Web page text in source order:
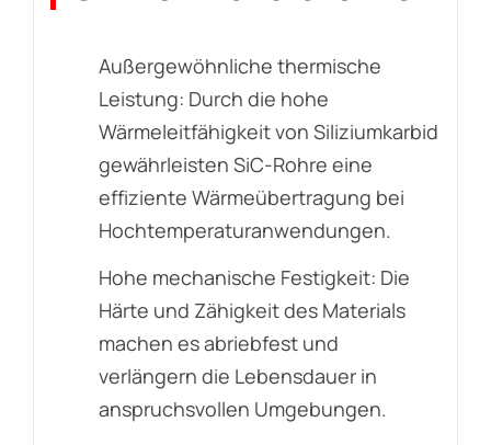
Außergewöhnliche thermische
Leistung: Durch die hohe
Wärmeleitfähigkeit von Siliziumkarbid
gewährleisten SiC-Rohre eine
effiziente Wärmeübertragung bei
Hochtemperaturanwendungen.
Hohe mechanische Festigkeit: Die
Härte und Zähigkeit des Materials
machen es abriebfest und
verlängern die Lebensdauer in
anspruchsvollen Umgebungen.